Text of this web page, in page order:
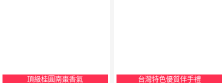
頂級桂圓南棗香氣
台灣特色優質伴手禮